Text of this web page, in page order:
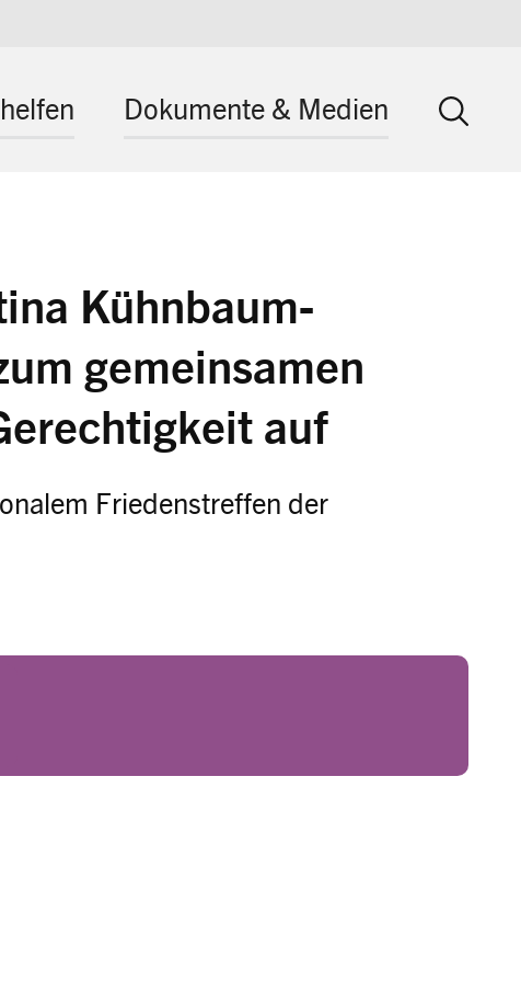
Dokumente & Medien
Kühnbaum-
gemeinsamen
auf
Friedenstreffen der